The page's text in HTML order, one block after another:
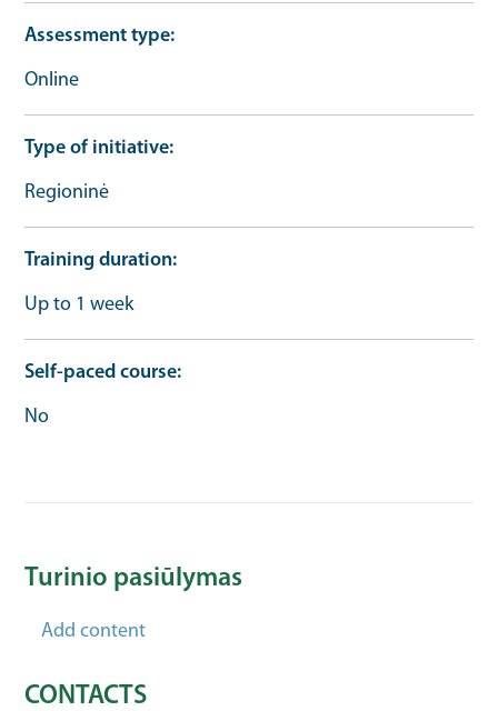
Assessment type
Online
Type of initiative
Regioninė
Training duration
Up to 1 week
Self-paced course
No
Turinio pasiūlymas
Add content
CONTACTS